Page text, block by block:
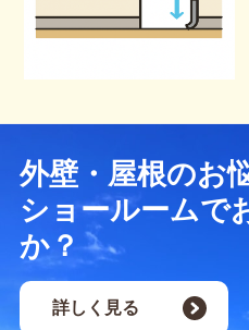
外壁・屋根のお
ショールームで
か？
詳しく見る